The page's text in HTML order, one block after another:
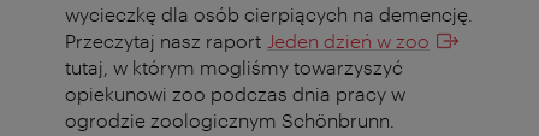
wycieczkę dla osób cierpiących na demencję.
Przeczytaj nasz raport Jeden dzień w zoo
tutaj, w którym mogliśmy towarzyszyć
opiekunowi zoo podczas dnia pracy w
ogrodzie zoologicznym Schönbrunn.